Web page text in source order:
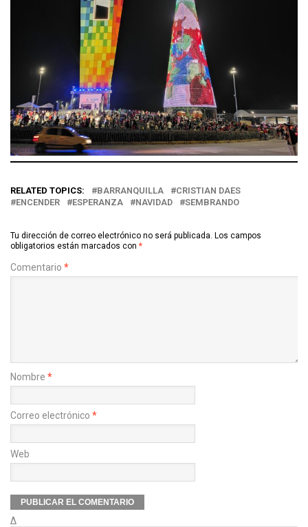
RELATED TOPICS: BARRANQUILLA
CRISTIAN DAES
ENCENDER
ESPERANZA NAVIDAD SEMBRANDO
Tu dirección de correo electrónico no será publicada. Los campos
obligatorios están marcados con *
Comentario *
Nombre *
Correo electrónico *
Web
Δ